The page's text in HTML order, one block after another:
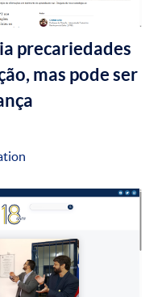
precariedades
mas pode ser